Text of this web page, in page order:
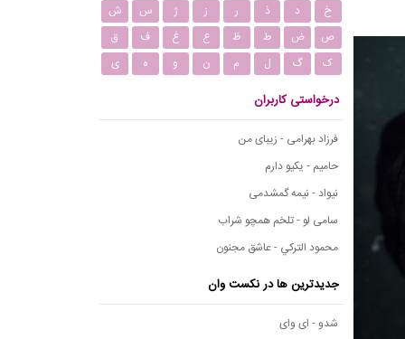
خ
د ذ ر ز ژ س
ش
ص
ض ط ظ ع غ ف
ق
ک
گ ل م ن و ه ی
درخواستی کاربران
فرزاد بهرامی - زیبای من
حامیم - یکیو دارم
نیواد - نیمه گمشدمی
سامی لو - تلخم همچو شراب
محمود التركي - عاشق مجنون
جدیدترین ها در نکست وان
شدو - ای وای